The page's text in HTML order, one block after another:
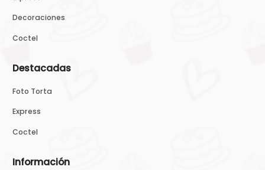
Decoraciones
Coctel
Destacadas
Foto Torta
Express
Coctel
Información